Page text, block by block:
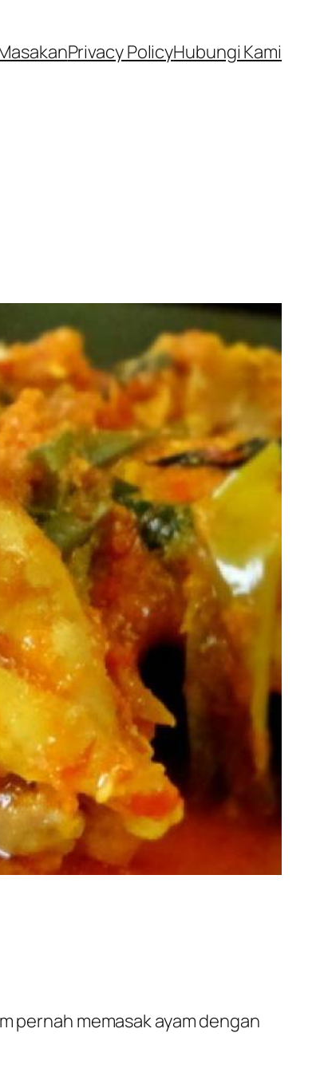
Privacy PolicyHubungi Kami
pernah memasak ayam dengan